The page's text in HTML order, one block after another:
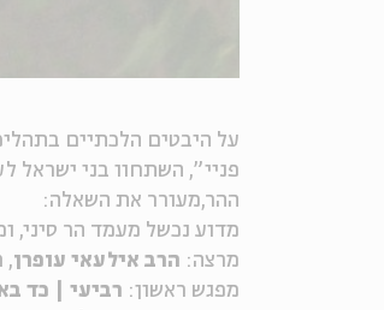
על היבטים הלכתיים
פניי", השתחוו בני ישראל
ההר,מעורר את השאלה:
מדוע נכשל מעמד הר סיני,
מרצה: הרב אילעאי עופרן,
מפגש ראשון: רביעי | כד באייר |